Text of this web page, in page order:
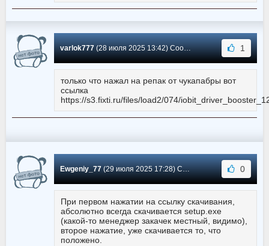
varlok777(28 июля 2025 13:42) Сообщение #3691 1
только что нажал на репак от чукапабры вот
ссылка
https://s3.fixti.ru/files/load2/074/
Ewgeniy_77(29 июля 2025 17:28) Сообщение #3690 0
При первом нажатии на ссылку скачивания,
абсолютно всегда скачивается setup.exe
(какой-то менеджер закачек местный, видимо),
второе нажатие, уже скачивается то, что
положено.